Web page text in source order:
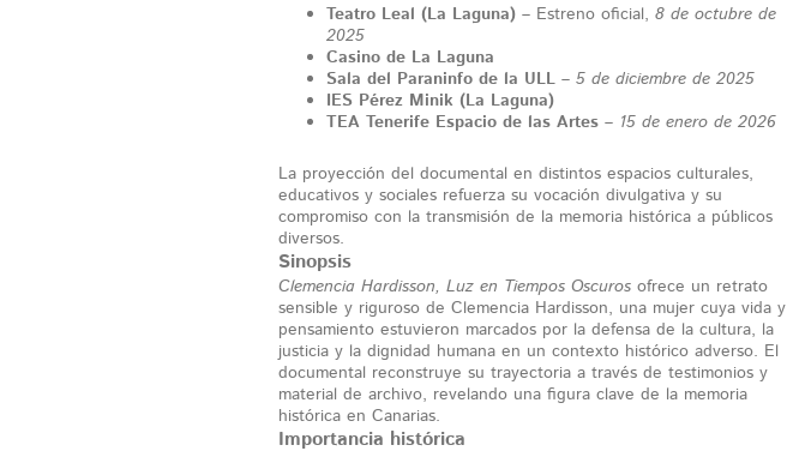
Teatro Leal (La Laguna) – Estreno oficial, 8 de octubre de
2025
Casino de La Laguna
Sala del Paraninfo de la ULL – 5 de diciembre de 2025
IES Pérez Minik (La Laguna)
TEA Tenerife Espacio de las Artes – 15 de enero de 2026
La proyección del documental en distintos espacios culturales,
educativos y sociales refuerza su vocación divulgativa y su
compromiso con la transmisión de la memoria histórica a públicos
diversos.
Sinopsis
Clemencia Hardisson, Luz en Tiempos Oscuros ofrece un retrato
sensible y riguroso de Clemencia Hardisson, una mujer cuya vida y
pensamiento estuvieron marcados por la defensa de la cultura, la
justicia y la dignidad humana en un contexto histórico adverso. El
documental reconstruye su trayectoria a través de testimonios y
material de archivo, revelando una figura clave de la memoria
histórica en Canarias.
Importancia histórica